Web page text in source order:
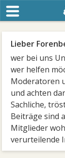
Lieber
wer bei uns
wer helfen
Moderatoren
und achten
Sachliche,
Beiträge sind
Mitglieder
verurteilende